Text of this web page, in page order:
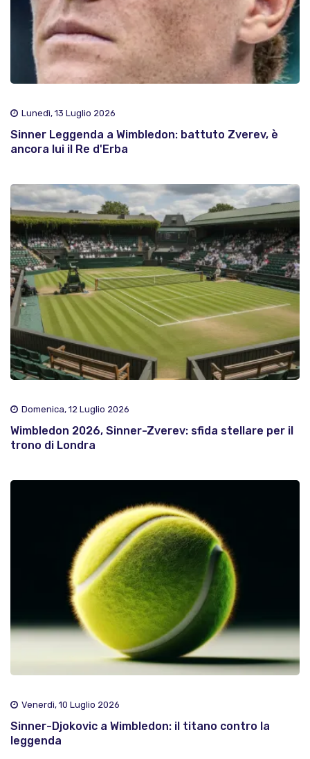
Lunedì, 13 Luglio 2026
Sinner Leggenda a Wimbledon: battuto Zverev, è
ancora lui il Re d'Erba
Domenica, 12 Luglio 2026
Wimbledon 2026, Sinner-Zverev: sfida stellare per il
trono di Londra
Venerdì, 10 Luglio 2026
Sinner-Djokovic a Wimbledon: il titano contro la
leggenda